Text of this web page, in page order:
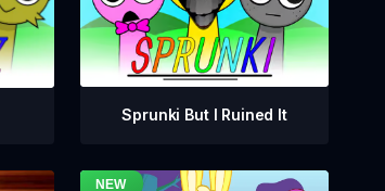
Sprunki But I Ruined It